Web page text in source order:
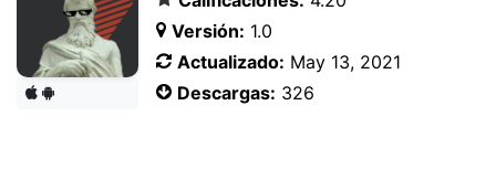
Versión: 1.0
Actualizado: May 13, 2021
Descargas: 326